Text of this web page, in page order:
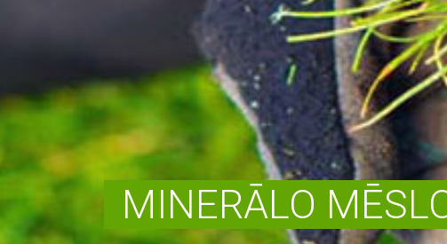
MINERĀLO